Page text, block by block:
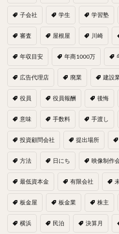
子会社 学生 学習塾
審査 屋根屋 川崎
年収目安 年商1000万
広告代理店 廃業 建設
役員 役員報酬 後悔
意味 手数料 手渡し
投資顧問会社 提出場所
方法 日にち 映像制作
最低資本金 有限会社
板金屋 板金業 株主
横浜 民泊 決算月